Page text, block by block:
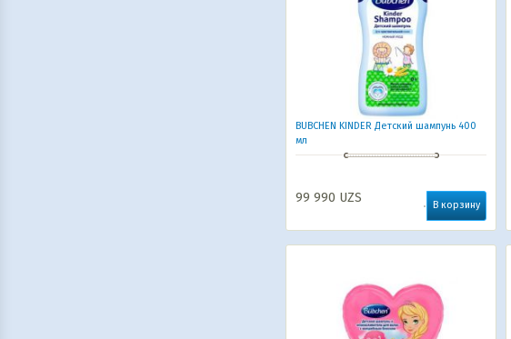
BUBCHEN KINDER Детский шампунь 400
мл
99 990 UZS В корзину